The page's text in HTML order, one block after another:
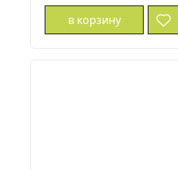
в корзину